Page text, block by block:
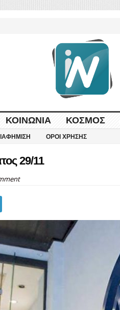
ΚΟΙΝΩΝΊΑ ΚΌΣΜΟΣ
ΌΡΟΙ ΧΡΉΣΗΣ
29/11